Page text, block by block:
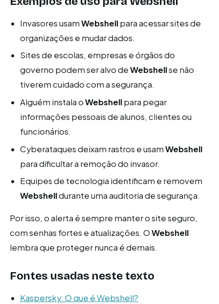
Invasores usamWebshellpara acessar sites de
organizações e mudar dados.
Sites de escolas, empresas e órgãos do
governo podem ser alvo deWebshellse não
tiverem cuidado com a segurança.
Alguém instala oWebshellpara pegar
informações pessoais de alunos, clientes ou
funcionários.
Cyberataques deixam rastros e usamWebshell
para dificultar a remoção do invasor.
Equipes de tecnologia identificam e removem
Webshelldurante uma auditoria de segurança.
Por isso, o alerta é sempre manter o site seguro,
com senhas fortes e atualizações. OWebshell
lembra que proteger nunca é demais.
Fontes usadas neste texto
Kaspersky: O que é Webshell?